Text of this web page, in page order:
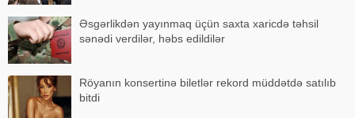
Əsgərlikdən yayınmaq üçün saxta xaricdə təhsil
sənədi verdilər, həbs edildilər
Röyanın konsertinə biletlər rekord müddətdə satılıb
bitdi